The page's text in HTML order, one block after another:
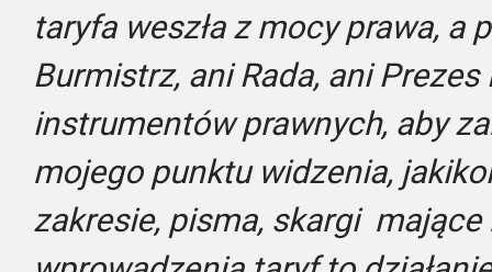
taryfa weszła z mocy prawa, a
Burmistrz, ani Rada, ani Prezes
instrumentów prawnych, aby
mojego punktu widzenia,
zakresie, pisma, skargi